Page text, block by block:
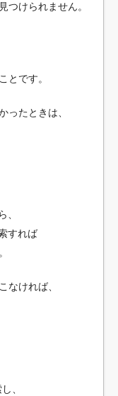
つけられません。
とです。
ったときは、
、
すれば
なければ、
、